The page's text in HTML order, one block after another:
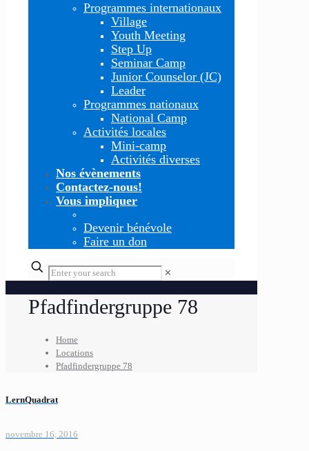
Programmes internationaux
Village
Youth Meeting
Step Up
Seminar Camp
Junior Counselor (JC)
Leader
Programmes nationaux
National Camp
Activités locales
Mini-camp
Activités diverses
Nos évènements
Contactez-nous!
Vous impliquer
Devenir bénévole
Faire un don
✕
Pfadfindergruppe 78
Home
Locations
Pfadfindergruppe 78
LernQuadrat
novembre 16, 2016